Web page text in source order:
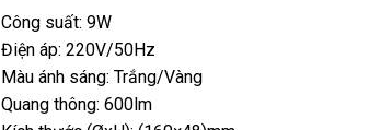
Công suất: 9W
Điện áp: 220V/50Hz
Màu ánh sáng: Trắng/Vàng
Quang thông: 600lm